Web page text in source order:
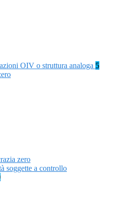
OIV o struttura analoga 5
zero
soggette a controllo